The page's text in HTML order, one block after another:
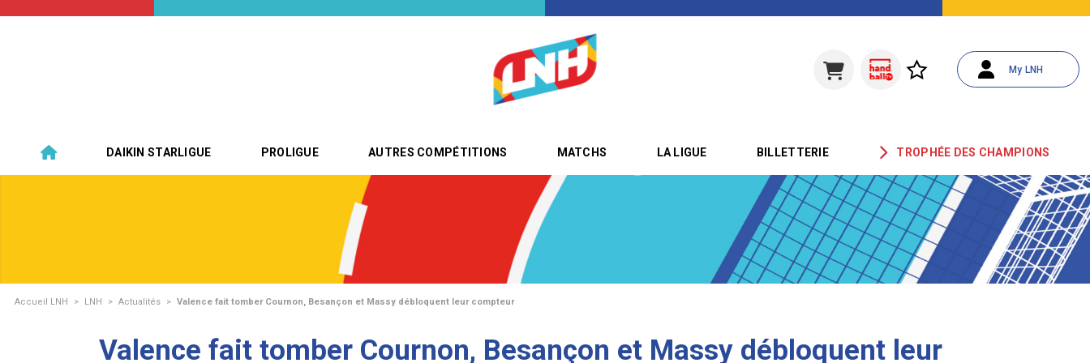
My LNH
DAIKIN STARLIGUE PROLIGUE AUTRES COMPÉTITIONS MATCHS LA LIGUE BILLETTERIE TROPHÉE DES CHAMPIONS
Accueil LNH > LNH > Actualités > Valence fait tomber Cournon, Besançon et Massy débloquent leur compteur
Valence fait tomber Cournon, Besançon et Massy débloquent leur